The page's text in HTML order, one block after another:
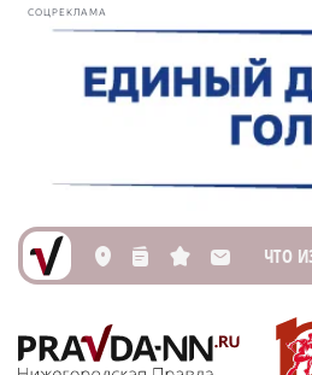
СОЦРЕКЛАМА
L n s M ЧТО